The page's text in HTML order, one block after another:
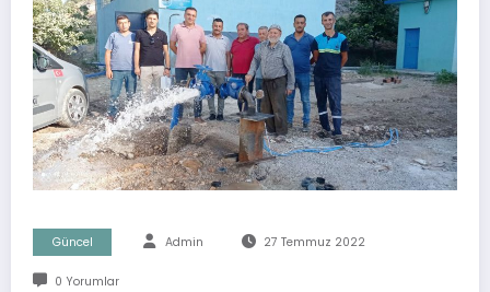
Güncel Admin 27 Temmuz 2022
0 Yorumlar